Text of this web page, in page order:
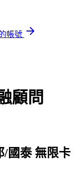
帳號
顧問
/國泰 無限卡